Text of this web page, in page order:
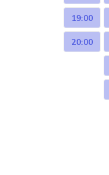
19:00
20:00